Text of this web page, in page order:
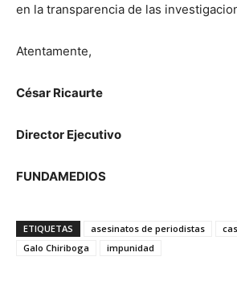
en la transparencia de las
Atentamente,
César Ricaurte
Director Ejecutivo
FUNDAMEDIOS
ETIQUETAS asesinatos de periodistas
Galo Chiriboga
impunidad